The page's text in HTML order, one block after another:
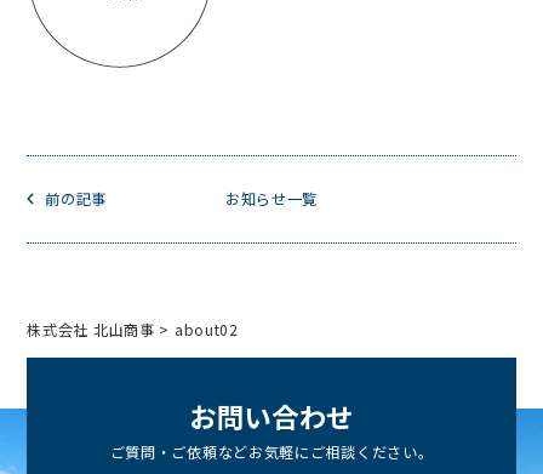
前の記事 お知らせ一覧
株式会社 北山商事 > about02
お問い合わせ
ご質問・ご依頼などお気軽にご相談ください。